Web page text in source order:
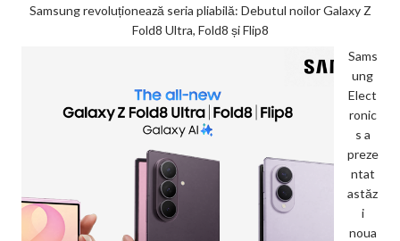
Samsung revoluționează seria pliabilă: Debutul noilor Galaxy Z
Fold8 Ultra, Fold8 și Flip8
Sams
ung
Elect
ronic
s a
preze
ntat
astăz
i
noua